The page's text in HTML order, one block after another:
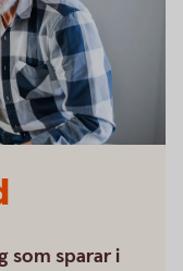
som sparar i